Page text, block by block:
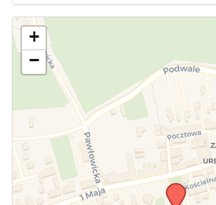
Użyj tego formularza aby
zmianach w powyższym
+
−